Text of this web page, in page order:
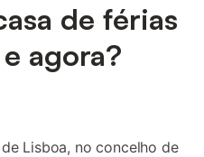
de férias
agora?
Lisboa, no concelho de